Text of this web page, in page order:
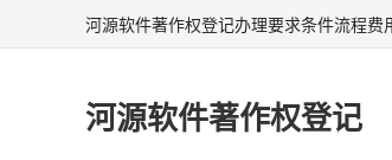
河源软件著作权登记办理要求条件流程费
河源软件著作权登记